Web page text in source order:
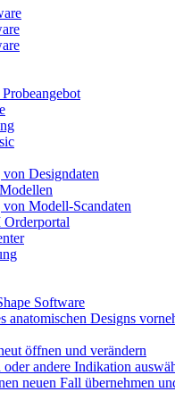
Designdaten
Modell-Scandaten
Software
anatomischen Designs
öffnen und verändern
oder andere Indikation
neuen Fall übernehmen